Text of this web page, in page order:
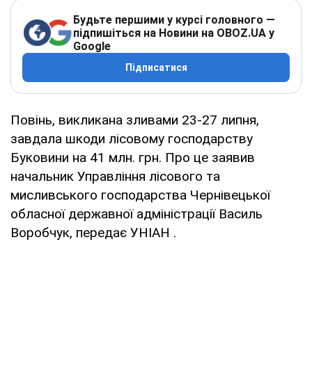
Будьте першими у курсі головного —
підпишіться на Новини на OBOZ.UA у
Google
Підписатися
Повінь, викликана зливами 23-27 липня,
завдала шкоди лісовому господарству
Буковини на 41 млн. грн. Про це заявив
начальник Управління лісового та
мисливського господарства Чернівецької
обласної державної адміністрації Василь
Воробчук, передає УНІАН .